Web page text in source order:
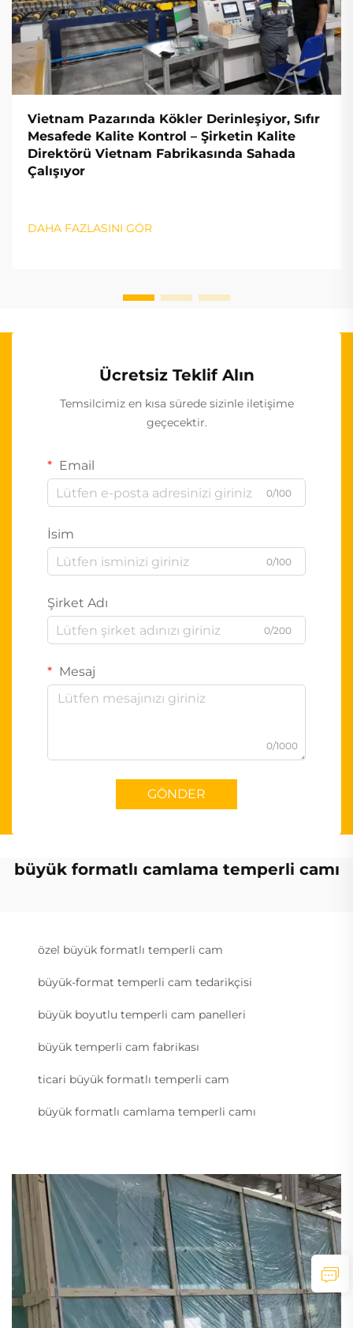
Vietnam Pazarında Kökler Derinleşiyor, Sıfır
Mesafede Kalite Kontrol – Şirketin Kalite
Direktörü Vietnam Fabrikasında Sahada
Çalışıyor
DAHA FAZLASINI GÖR
Ücretsiz Teklif Alın
Temsilcimiz en kısa sürede sizinle iletişime
geçecektir.
Email
0/100
İsim
0/100
Şirket Adı
0/200
Mesaj
0/1000
GÖNDER
büyük formatlı camlama temperli camı
özel büyük formatlı temperli cam
büyük-format temperli cam tedarikçisi
büyük boyutlu temperli cam panelleri
büyük temperli cam fabrikası
ticari büyük formatlı temperli cam
büyük formatlı camlama temperli camı